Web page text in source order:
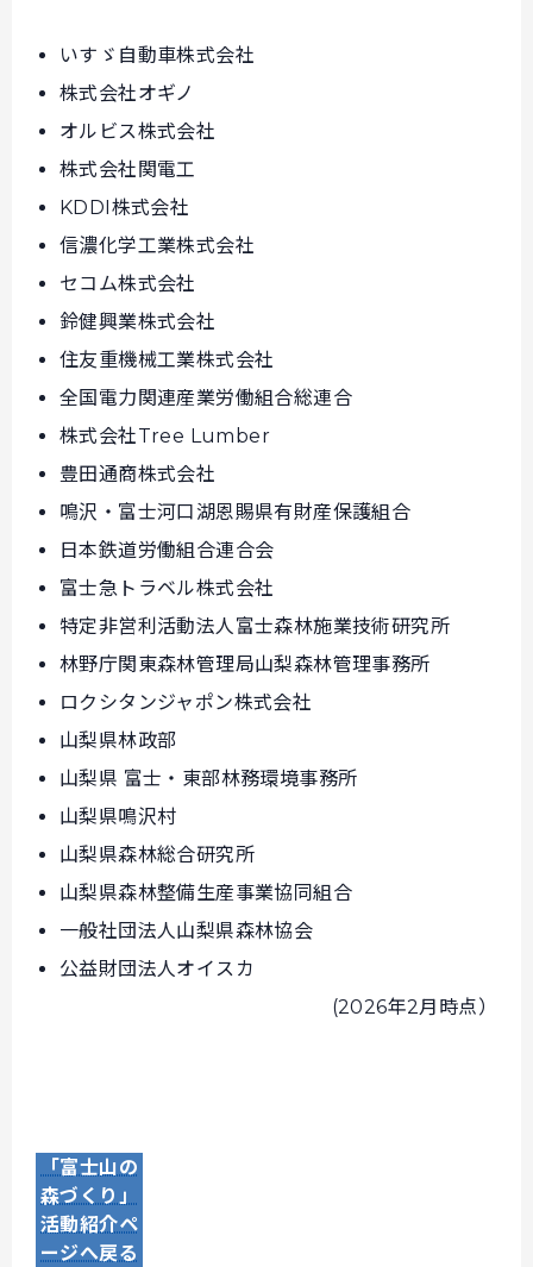
いすゞ自動車株式会社
株式会社オギノ
オルビス株式会社
株式会社関電工
KDDI株式会社
信濃化学工業株式会社
セコム株式会社
鈴健興業株式会社
住友重機械工業株式会社
全国電力関連産業労働組合総連合
株式会社Tree Lumber
豊田通商株式会社
鳴沢・富士河口湖恩賜県有財産保護組合
日本鉄道労働組合連合会
富士急トラベル株式会社
特定非営利活動法人富士森林施業技術研究所
林野庁関東森林管理局山梨森林管理事務所
ロクシタンジャポン株式会社
山梨県林政部
山梨県 富士・東部林務環境事務所
山梨県鳴沢村
山梨県森林総合研究所
山梨県森林整備生産事業協同組合
一般社団法人山梨県森林協会
公益財団法人オイスカ
(2026年2月時点）
「富士山の
森づくり」
活動紹介ペ
ージへ戻る